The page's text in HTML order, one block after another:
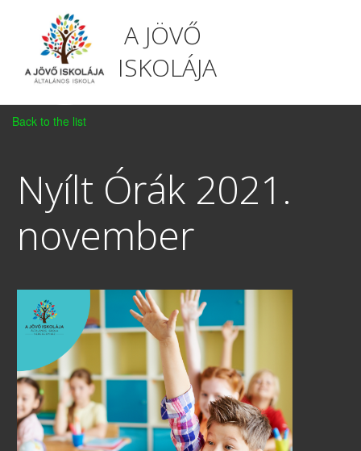
A JÖVŐ
ISKOLÁJA
Back to the list
Nyílt Órák 2021.
november